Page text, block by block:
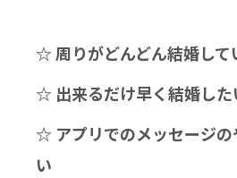
☆ 周りがどんどん結婚して
☆ 出来るだけ早く結婚した
☆ アプリでのメッセージの
い